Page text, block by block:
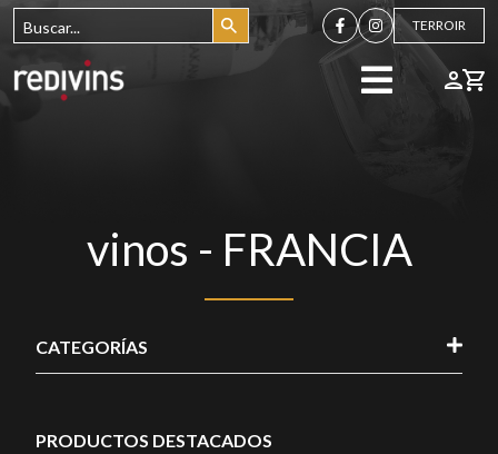
TERROIR
vinos - FRANCIA
CATEGORÍAS
PRODUCTOS DESTACADOS